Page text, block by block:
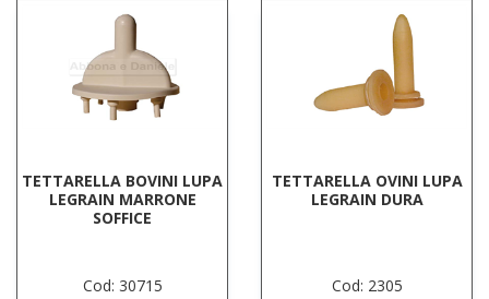
TETTARELLA BOVINI LUPA
LEGRAIN MARRONE
SOFFICE
Cod: 30715
TETTARELLA OVINI LUPA
LEGRAIN DURA
Cod: 2305